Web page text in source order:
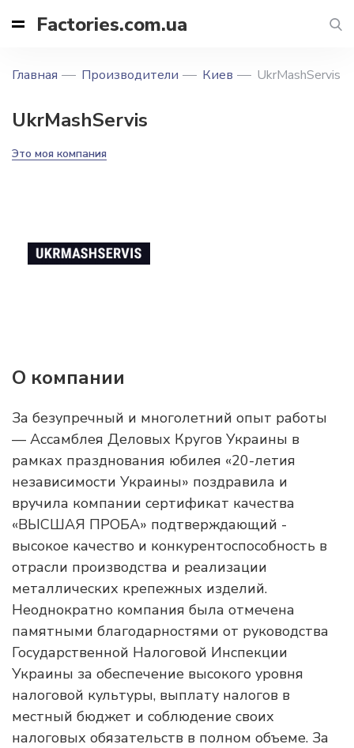
Factories.com.ua
Главная Производители Киев UkrMashServis
UkrMashServis
Это моя компания
О компании
За безупречный и многолетний опыт работы
— Ассамблея Деловых Кругов Украины в
рамках празднования юбилея «20-летия
независимости Украины» поздравила и
вручила компании сертификат качества
«ВЫСШАЯ ПРОБА» подтверждающий -
высокое качество и конкурентоспособность в
отрасли производства и реализации
металлических крепежных изделий.
Неоднократно компания была отмечена
памятными благодарностями от руководства
Государственной Налоговой Инспекции
Украины за обеспечение высокого уровня
налоговой культуры, выплату налогов в
местный бюджет и соблюдение своих
налоговых обязательств в полном объеме. За